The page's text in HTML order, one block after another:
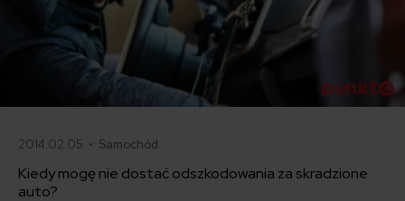
2014.02.05 • Samochód
Kiedy mogę nie dostać odszkodowania za skradzione
auto?